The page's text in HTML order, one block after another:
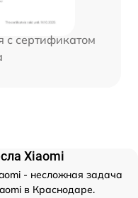
с сертификатом
Xiaomi
- несложная задача
в Краснодаре.